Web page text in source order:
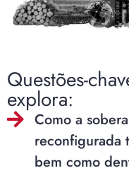
Questões-
explora:
Como a
reconfigurada
bem como